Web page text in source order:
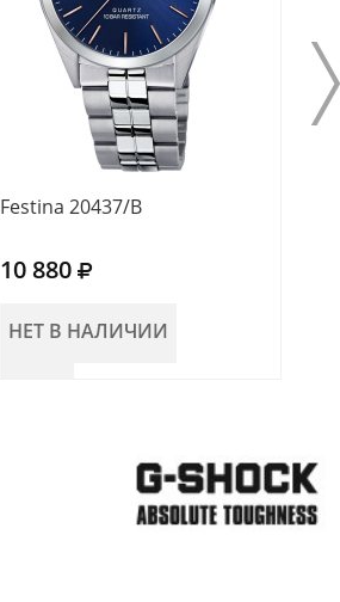
Festina 20437/B
10 880
НЕТ В НАЛИЧИИ